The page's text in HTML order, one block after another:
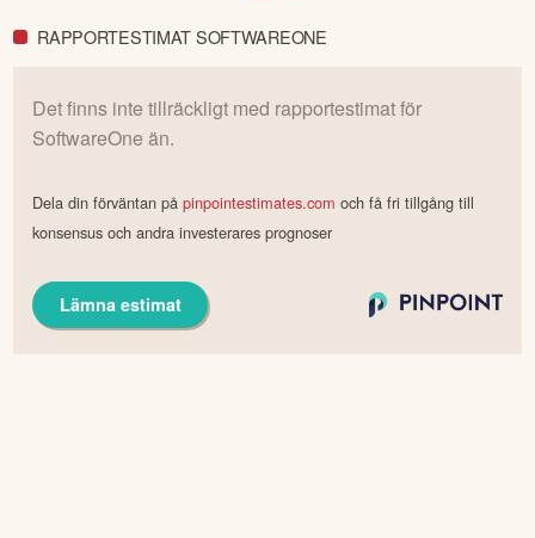
RAPPORTESTIMAT SOFTWAREONE
Det finns inte tillräckligt med rapportestimat för
SoftwareOne än.
Dela din förväntan påpinpointestimates.com och få fri tillgång till
konsensus och andra investerares prognoser
Lämna estimat